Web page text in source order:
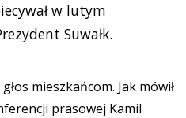
w lutym
Suwałk.
mieszkańcom. Jak mówił
prasowej Kamil